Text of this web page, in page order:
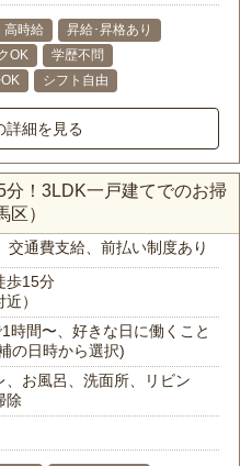
高時給
昇給･昇格あり
OK
学歴不問
シフト自由
詳細を見る
！3LDK一戸建てでのお掃
）
、交通費支給、前払い制度あり
歩15分
）
時間〜、好きな日に働くこと
の日時から選択)
、お風呂、洗面所、リビン
除